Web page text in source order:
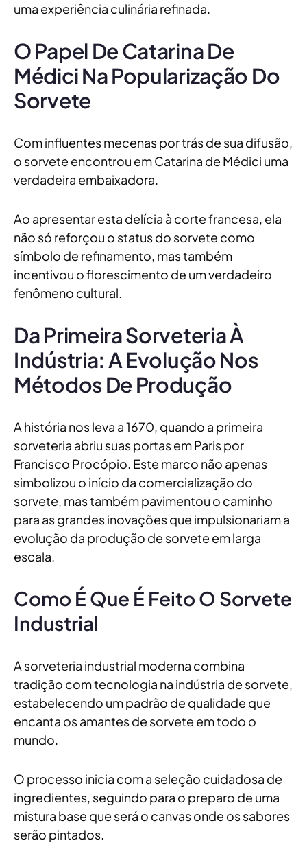
uma experiência culinária refinada.
O Papel De Catarina De
Médici Na Popularização Do
Sorvete
Com influentes mecenas por trás de sua difusão,
o sorvete encontrou em Catarina de Médici uma
verdadeira embaixadora.
Ao apresentar esta delícia à corte francesa, ela
não só reforçou o status do sorvete como
símbolo de refinamento, mas também
incentivou o florescimento de um verdadeiro
fenômeno cultural.
Da Primeira Sorveteria À
Indústria: A Evolução Nos
Métodos De Produção
A história nos leva a 1670, quando a primeira
sorveteria abriu suas portas em Paris por
Francisco Procópio. Este marco não apenas
simbolizou o início da comercialização do
sorvete, mas também pavimentou o caminho
para as grandes inovações que impulsionariam a
evolução da produção de sorvete em larga
escala.
Como É Que É Feito O Sorvete
Industrial
A sorveteria industrial moderna combina
tradição com tecnologia na indústria de sorvete,
estabelecendo um padrão de qualidade que
encanta os amantes de sorvete em todo o
mundo.
O processo inicia com a seleção cuidadosa de
ingredientes, seguindo para o preparo de uma
mistura base que será o canvas onde os sabores
serão pintados.